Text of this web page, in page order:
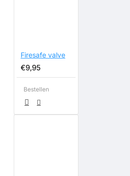
Firesafe valve
€9,95
Bestellen